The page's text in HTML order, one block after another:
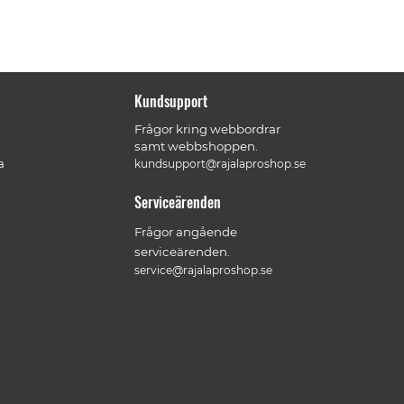
Kundsupport
Frågor kring webbordrar
samt webbshoppen.
kundsupport@rajalaproshop.se
Serviceärenden
Frågor angående
serviceärenden.
service@rajalaproshop.se